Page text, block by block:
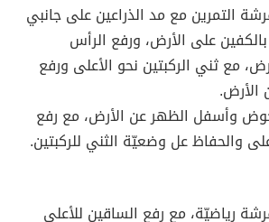
التمرين مع مد الذراعين على جانبي
على الأرض، ورفع الرأس
مع ثني الركبتين نحو الأعلى ورفع
الأرض.
وأسفل الظهر عن الأرض، مع رفع
والحفاظ عل وضعيّة الثني للركبتين.
رياضيّة، مع رفع الساقين للأعلى